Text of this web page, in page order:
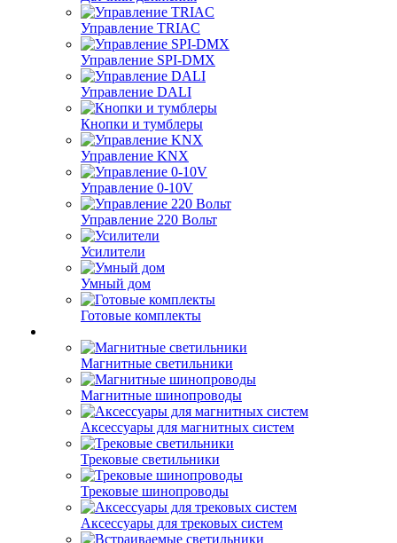
Управление TRIAC
Управление SPI-DMX
Управление DALI
Кнопки и тумблеры
Управление KNX
Управление 0-10V
Управление 220 Вольт
Усилители
Умный дом
Готовые комплекты
Магнитные светильники
Магнитные шинопроводы
Аксессуары для магнитных систем
Трековые светильники
Трековые шинопроводы
Аксессуары для трековых систем